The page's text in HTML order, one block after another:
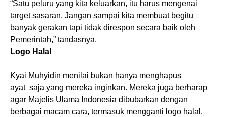
“Satu peluru yang kita keluarkan, itu harus mengenai
target sasaran. Jangan sampai kita membuat begitu
banyak gerakan tapi tidak direspon secara baik oleh
Pemerintah,” tandasnya.
Logo Halal
Kyai Muhyidin menilai bukan hanya menghapus
ayat saja yang mereka inginkan. Mereka juga berharap
agar Majelis Ulama Indonesia dibubarkan dengan
berbagai macam cara, termasuk mengganti logo halal.